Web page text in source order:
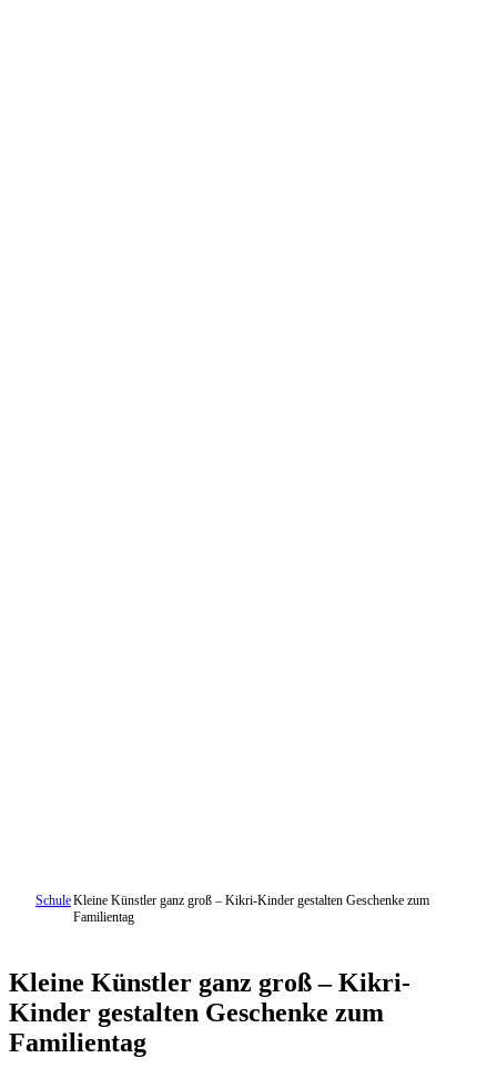
SchuleKleine Künstler ganz groß – Kikri-Kinder gestalten Geschenke zum
Familientag
Kleine Künstler ganz groß – Kikri-
Kinder gestalten Geschenke zum
Familientag